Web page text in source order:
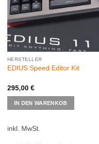
HERSTELLER
EDIUS Speed Editor Kit
295,00 €
IN DEN WARENKOB
inkl. MwSt.